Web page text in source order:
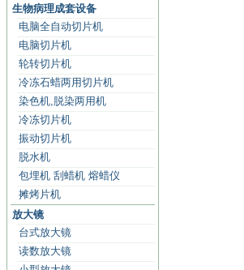
生物病理成套设备
电脑全自动切片机
电脑切片机
轮转切片机
冷冻石蜡两用切片机
染色机,脱染两用机
冷冻切片机
振动切片机
脱水机
包埋机 刮蜡机 熔蜡仪
摊烤片机
放大镜
台式放大镜
读数放大镜